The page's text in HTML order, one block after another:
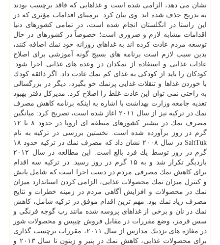
نشان می دهد، الزامی شده است و غذاهایی كه فاقد برچسب بودند
به تدریج حذف شده اند. وی بیان كرد: برمبنای اقدامات مؤثری كه در
این راستا در انگلستان انجام شده است، در تمامی كشورهای دنیا
اقدامات مشابه لازم و ضروری است؛ خصوصاً در كشورهای در حال
توسعه مردم عادت كرده اند به غذاهای روزانه خود نمك اضافه كنند،
بدین سبب لازم است برنامه های بسیج گونه آموزشی برای اصلاح
عادات غذایی و استفاده از نمكدان در وعده های غذایی اجرا شود.
كودكان را باید از كودكی به غذای كم نمك عادت داد. اگر ذائقه كودك
با خوردن غذاها و تنقلات غذایی پرنمك خو بگیرد، دیگر در بزرگسالی
به راحتی نمی توان این عادت غلط را اصلاح كرد. مدیركل دفتر بهبود
تغذیه جامعه وزارت بهداشت با اشاره به اینكه برنامه كاهش مصرف
نمك در تركیه نیز از سال ۲۰۱۱ اغاز شده است، تصریح كرد: میانگین
مصرف نمك در بیشتر كشورهای منطقه ای اروپا در حدود ۸ تا ۱۲
گرم در روز برآورده شده است. نخستین بررسی در تركیه به نام
SaltTuk در سال ۲۰۰۸ نشان داد كه مصرف نمك در تركیه حدود ۱۸
گرم در روز توسط یك فرد بالغ است. این مطالعه در سال ۲۰۱۲
باردیگر تكرار شد و به ۱۵ گرم در روز رسید. در تركیه سه اقدام
برای كاهش نمك مصرفی مردم در دست اجرا است كه شامل پایش
و كنترل میزان نمك محصولات غذایی، الزامی كردن استاندارد میزان
نمك در محصولات و افزایش آگاهی مردم در زمینه خطرات و نتایج
مصرف زیاد نمك بود. مهم ترین اقدام موفق در تركیه شامل، كاهش
نمك در نان و برخی از غذاهای پروسه شده مانند رب گوجه فرنگی و
سس قرمز، وضع مقررات در مقابل فروش چیپس و محصولات شور
در مغازه های نزدیك مدارس از سال ۲۰۱۱، مقررات برچسب گذاری
برای محصولات غذایی، كاهش نمك در پنیر و زیتون تا سال ۲۰۱۳ و